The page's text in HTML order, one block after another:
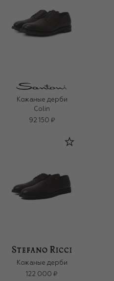
Кожаные дерби
Colin
92 150 ₽
Кожаные дерби
122 000 ₽